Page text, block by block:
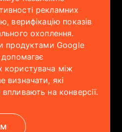
EN UA
рекламних
верифікацію показів
охоплення.
продуктами Google
користувача між
визначати, які
на конверсії.